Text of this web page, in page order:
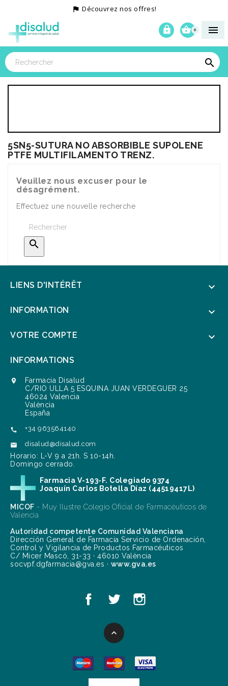
 Découvrez nos offres!

0



5SN5-SUTURA NO ABSORBIBLE SUPOLENE
PTFE MULTIFILAMENTO TRENZ.
Veuillez nous excuser pour le
désagrément.
Effectuez une nouvelle recherche

LIENS D'INTÉRÊT 
INFORMATION 
VOTRE COMPTE 
INFORMATIONS

Farmacia Disalud
C/RIO ULLA 5 ESQUINA JUAN VERDEGUER 25
46024 Valencia
València
España
 +34 963564140
 disalud@disalud.com
Horario: L-V 9 a 21h. S 10-14h.
Domingo cerrado.
Farmacia V-193-F. Colegiado 9374
Joaquín Carlos Botella Díaz (44519417L)
MICOF - Muy Ilustre Colegio Oficial de Farmacéuticos de
Valencia
Autoridad competente Comunidad Valenciana
Dirección General de Farmacia Servicio de Ordenación,
Control y Vigilancia de Productos Farmacéuticos
C/ Micer Mascó, 31-33 · 46010 València
socvpf.dgfarmacia@gva.es · www.gva.es
